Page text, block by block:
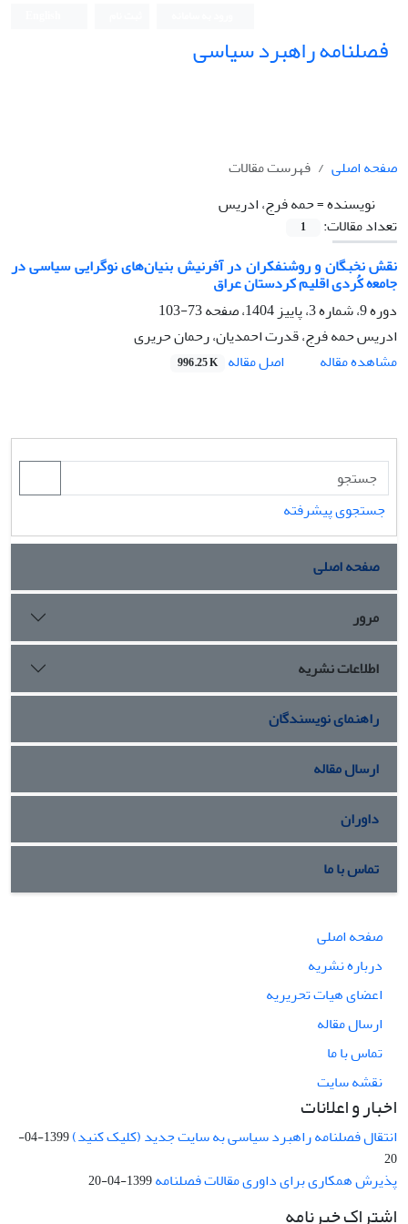
فصلنامه راهبرد سیاسی
صفحه اصلی
فهرست مقالات
نویسنده =حمه فرج، ادریس
تعداد مقالات:
1
نقش نخبگان و روشنفکران در آفرنیش بنیان‌های نوگرایی سیاسی در
جامعە کُردی اقلیم کردستان عراق
دوره 9، شماره 3، پاییز 1404، صفحه
73-103
ادریس حمه فرج، قدرت احمدیان، رحمان حریری
مشاهده مقاله
اصل مقاله 996.25 K
جستجوی پیشرفته
صفحه اصلی
مرور
اطلاعات نشریه
راهنمای نویسندگان
ارسال مقاله
داوران
تماس با ما
صفحه اصلی
درباره نشریه
اعضای هیات تحریریه
ارسال مقاله
تماس با ما
نقشه سایت
اخبار و اعلانات
انتقال فصلنامه راهبرد سیاسی به سایت جدید (کلیک کنید)
1399-04-
20
پذیرش همکاری برای داوری مقالات فصلنامه1399-04-20
اشتراک خبرنامه